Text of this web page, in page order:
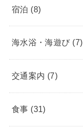
宿泊 (8)
海水浴・海遊び (7)
交通案内 (7)
食事 (31)